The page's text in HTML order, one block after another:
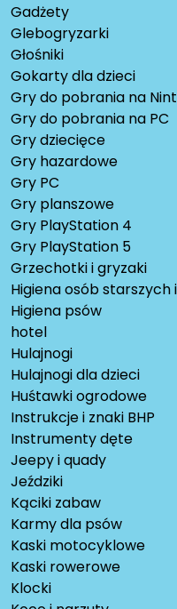
Gadżety
Glebogryzarki
Głośniki
Gokarty dla dzieci
Gry do pobrania na
Gry do pobrania na PC
Gry dziecięce
Gry hazardowe
Gry PC
Gry planszowe
Gry PlayStation 4
Gry PlayStation 5
Grzechotki i gryzaki
Higiena osób
Higiena psów
hotel
Hulajnogi
Hulajnogi dla dzieci
Huśtawki ogrodowe
Instrukcje i znaki BHP
Instrumenty dęte
Jeepy i quady
Jeździki
Kąciki zabaw
Karmy dla psów
Kaski motocyklowe
Kaski rowerowe
Klocki